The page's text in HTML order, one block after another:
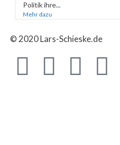
Politik ihre...
Mehr dazu
© 2020 Lars-Schieske.de